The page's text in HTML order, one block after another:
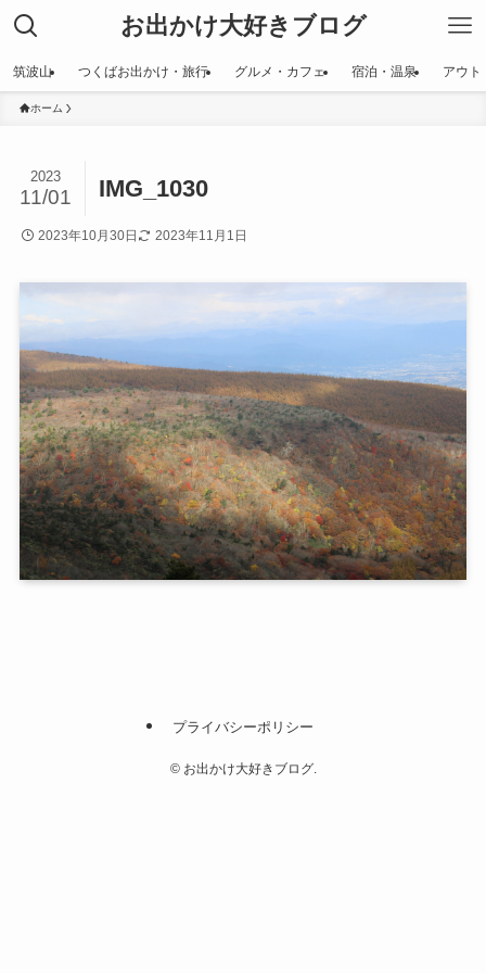
お出かけ大好きブログ
筑波山 つくばお出かけ・旅行 グルメ・カフェ 宿泊・温泉 アウト
ホーム
IMG_1030
2023
11/01
2023年10月30日 2023年11月1日
プライバシーポリシー
©お出かけ大好きブログ.